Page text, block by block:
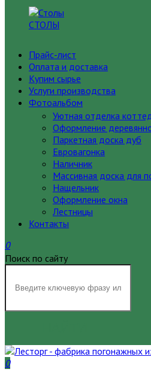
СТОЛЫ
Прайс-лист
Оплата и доставка
Купим сырье
Услуги производства
Фотоальбом
Уютная отделка
Оформление
Паркетная доска дуб
Евровагонка
Наличник
Массивная доска для
Нащельник
Оформление окна
Лестницы
Контакты
0
Поиск по сайту
0